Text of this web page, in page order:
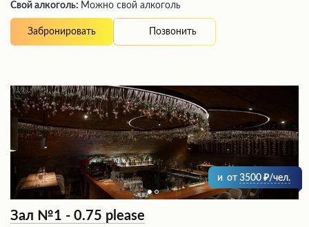
Свой алкоголь: Можно свой алкоголь
Забронировать Позвонить
и от 3500 /чел.
Зал №1 - 0.75 please